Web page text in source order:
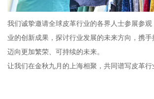
我们诚挚邀请全球皮革行业的各界人士参展参
业的创新成果，探讨行业发展的未来方向，携
迈向更加繁荣、可持续的未来。
让我们在金秋九月的上海相聚，共同谱写皮革行